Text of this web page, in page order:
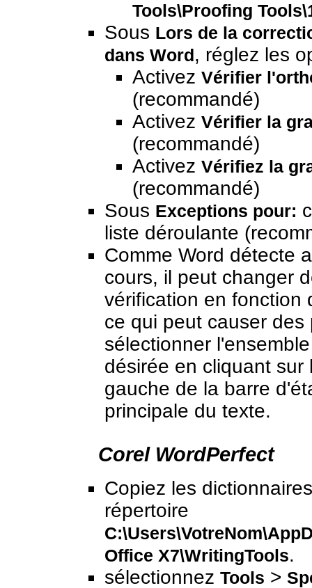
Tools\Proofing
Sous Lors de la
dans Word, réglez les
Activez Vérifier
(recommandé)
Activez Vérifier la
(recommandé)
Activez Vérifiez la
(recommandé)
Sous Exceptions pour:
liste déroulante
Comme Word détecte
cours, il peut changer
vérification en fonction
ce qui peut causer
sélectionner
désirée en cliquant
gauche de la barre
principale du texte.
Corel WordPerfect
Copiez les
répertoire
Office X7\WritingTools.
sélectionnez Tools >